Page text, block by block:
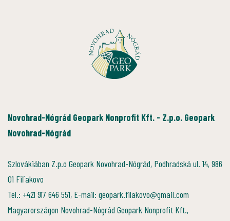
Novohrad-Nógrád Geopark Nonprofit Kft. - Z.p.o. Geopark
Novohrad-Nógrád
Szlovákiában Z.p.o Geopark Novohrad-Nógrád, Podhradská ul. 14, 986
01 Fiľakovo
Tel.: +421 917 646 551, E-mail: geopark.filakovo@gmail.com
Magyarországon Novohrad-Nógrád Geopark Nonprofit Kft.,